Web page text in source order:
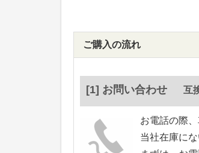
ご購入の流れ
[1] お問い合わせ 互
お電話の際
当社在庫に